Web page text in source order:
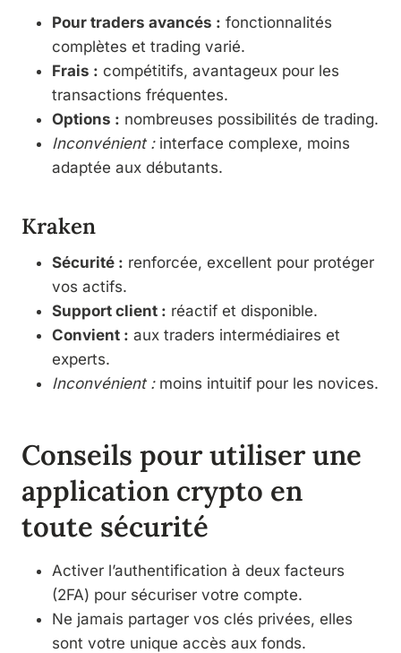
Pour traders avancés : fonctionnalités
complètes et trading varié.
Frais : compétitifs, avantageux pour les
transactions fréquentes.
Options : nombreuses possibilités de trading.
Inconvénient :interface complexe, moins
adaptée aux débutants.
Kraken
Sécurité : renforcée, excellent pour protéger
vos actifs.
Support client : réactif et disponible.
Convient : aux traders intermédiaires et
experts.
Inconvénient :moins intuitif pour les novices.
Conseils pour utiliser une
application crypto en
toute sécurité
Activer l’authentification à deux facteurs
(2FA) pour sécuriser votre compte.
Ne jamais partager vos clés privées, elles
sont votre unique accès aux fonds.